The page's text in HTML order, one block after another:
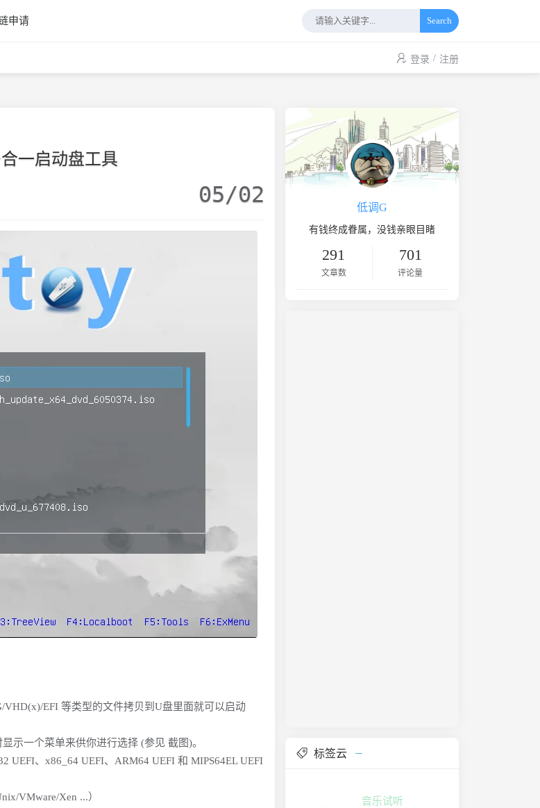
申请 Search
登录 / 注册
一启动盘工具
05/02
EFI 等类型的文件拷贝到U盘里面就可以启动
示一个菜单来供你进行选择 (参见 截图)。
UEFI、x86_64 UEFI、ARM64 UEFI 和 MIPS64EL UEFI
VMware/Xen ...）
低调G
有钱终成眷属，没钱亲眼目睹
291
文章数
701
评论量
标签云
音乐试听